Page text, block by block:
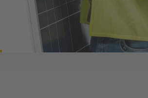
Bereit, mit uns
Dann melde dich – gerne
unkompliziert per E-Mail mit
Lebenslauf:
karriere@dedisol.de